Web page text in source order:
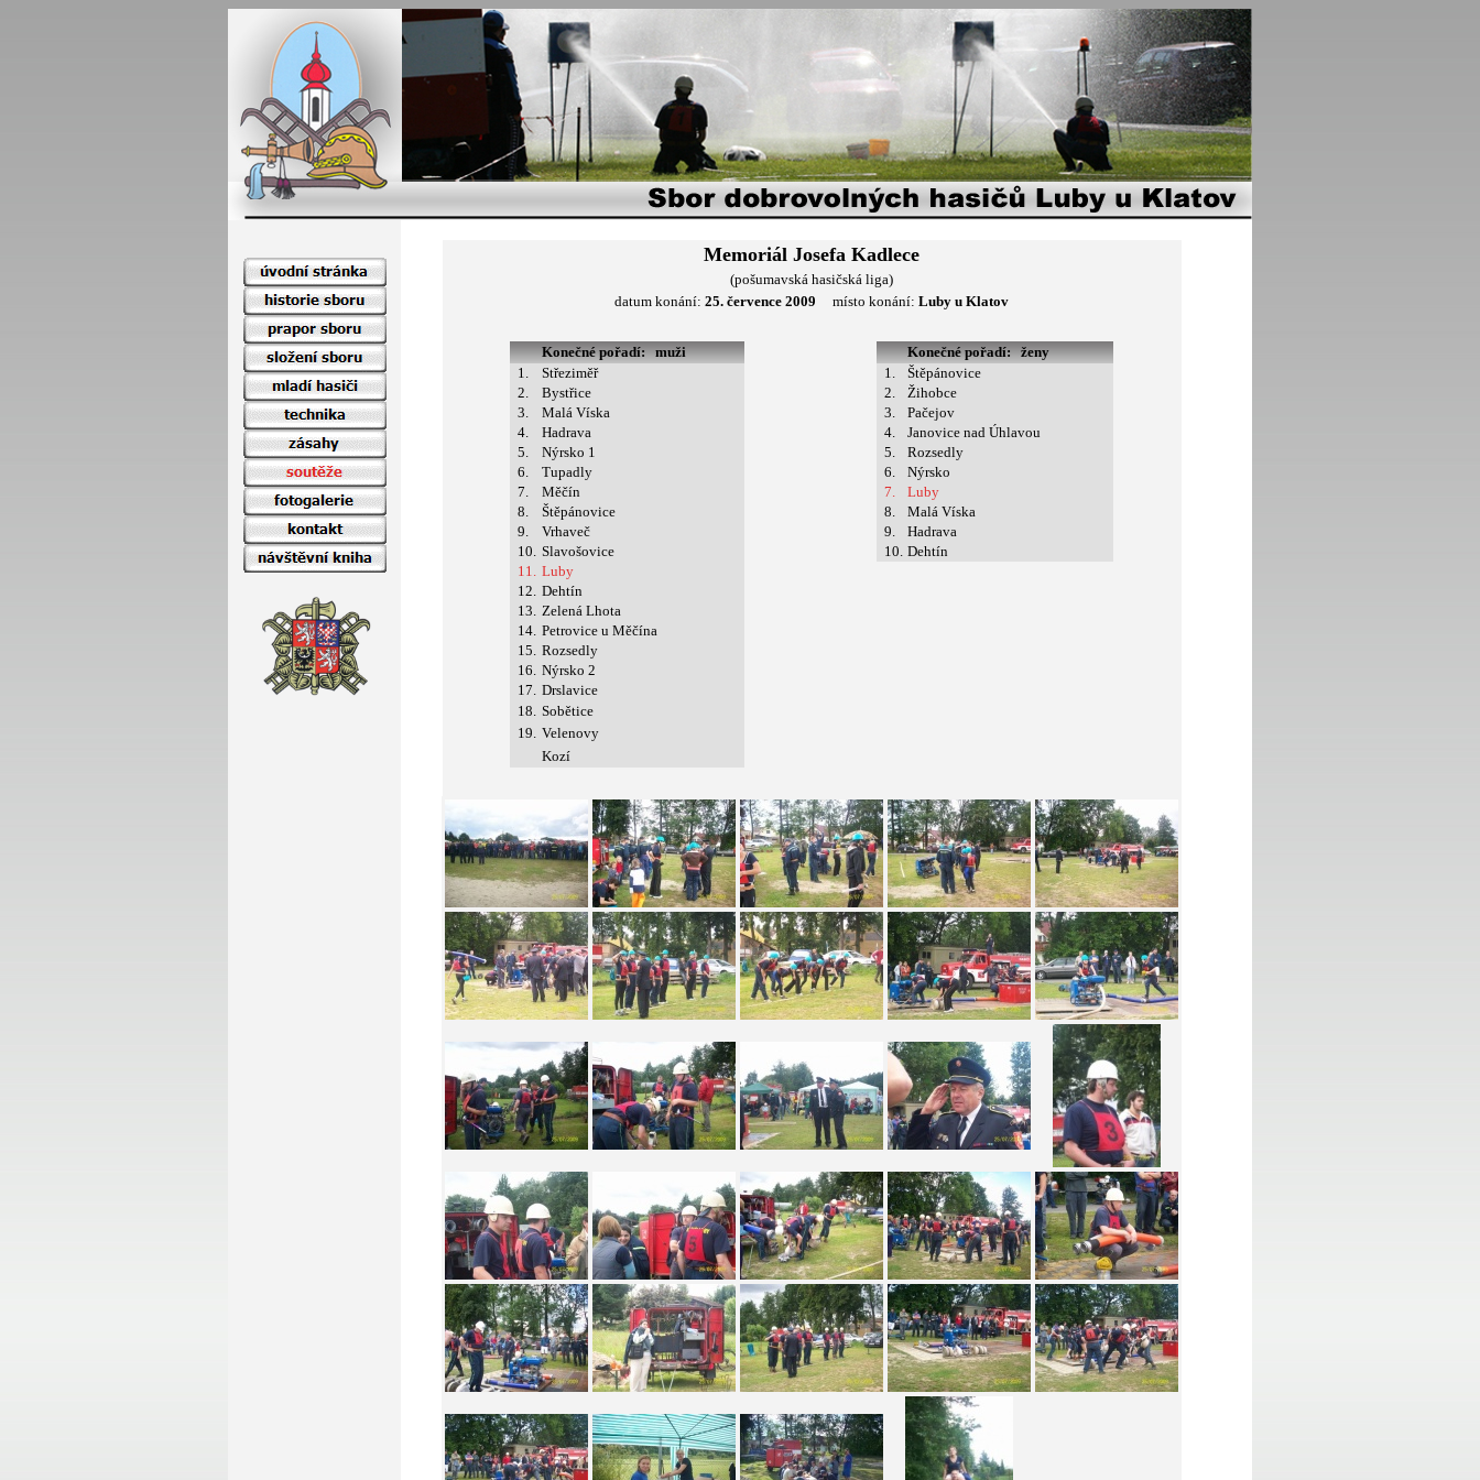
Memoriál Josefa Kadlece
(pošumavská hasičská liga)
datum konání: 25. července 2009 místo konání: Luby u Klatov
Konečné pořadí: muži
1.
Střeziměř
2.
Bystřice
3.
Malá Víska
4.
Hadrava
5.
Nýrsko 1
6.
Tupadly
7.
Měčín
8.
Štěpánovice
9.
Vrhaveč
10. Slavošovice
11. Luby
12. Dehtín
13. Zelená Lhota
14. Petrovice u Měčína
15. Rozsedly
16. Nýrsko 2
17. Drslavice
18. Sobětice
19. Velenovy
Kozí
Konečné pořadí:ženy
1.
Štěpánovice
2.
Žihobce
3.
Pačejov
4.
Janovice nad Úhlavou
5.
Rozsedly
6.
Nýrsko
7.
Luby
8.
Malá Víska
9.
Hadrava
10. Dehtín